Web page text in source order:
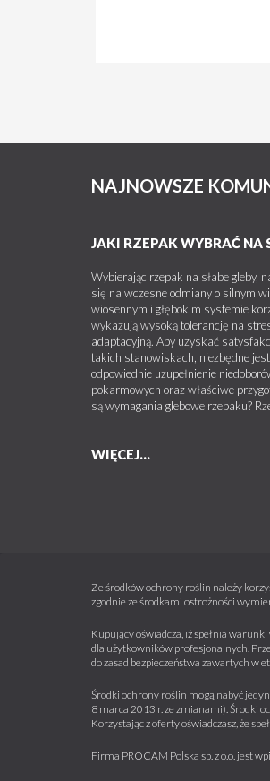
NAJNOWSZE
JAKI RZEPAK WYBRAĆ NA
Wybierając rzepak na słabe gleby,
się na wczesne odmiany o silnym
wiosennym i głębokim systemie
wykazują wysoką tolerancję na
adaptacyjną. Aby uzyskać
takich stanowiskach, niezbędne
odpowiednie uzupełnienie
pokarmowych oraz właściwe
są wymagania glebowe rzepaku?
WIĘCEJ...
Ze środków ochrony roślin należy
zgodnie ze środkami ostrożności
Kupujący oświadcza, iż spełnia
dla użytkowników profesjonalnych.
do zasad bezpieczeństwa zawartych w
Środki ochrony roślin mogą nabyć
8 marca 2013 r. ze zmianami). Środki
Korzystając z oferty oświadczasz, że
Firma PROCAM Polska sp. z o.o. jest